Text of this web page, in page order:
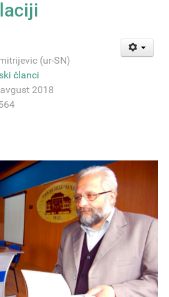
(ur-SN)
članci
2018